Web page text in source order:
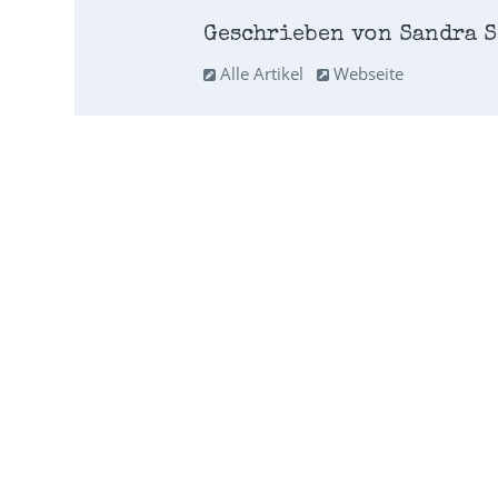
Geschrieben von Sandra
Alle Artikel
Webseite